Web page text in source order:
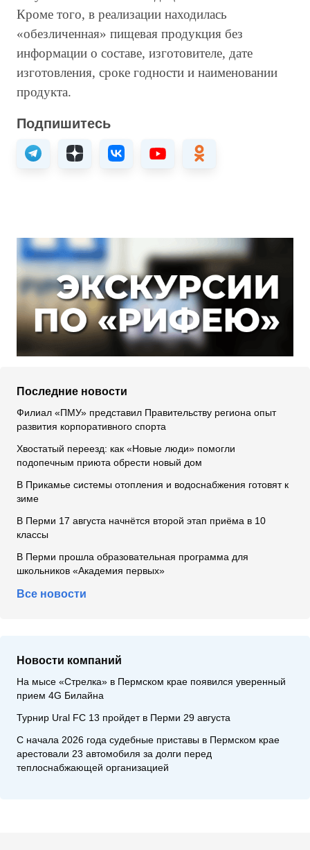
Кроме того, в реализации находилась
«обезличенная» пищевая продукция без
информации о составе, изготовителе, дате
изготовления, сроке годности и наименовании
продукта.
Подпишитесь
Последние новости
Филиал «ПМУ» представил Правительству региона опыт
развития корпоративного спорта
Хвостатый переезд: как «Новые люди» помогли
подопечным приюта обрести новый дом
В Прикамье системы отопления и водоснабжения готовят к
зиме
В Перми 17 августа начнётся второй этап приёма в 10
классы
В Перми прошла образовательная программа для
школьников «Академия первых»
Все новости
Новости компаний
На мысе «Стрелка» в Пермском крае появился уверенный
прием 4G Билайна
Турнир Ural FC 13 пройдет в Перми 29 августа
С начала 2026 года судебные приставы в Пермском крае
арестовали 23 автомобиля за долги перед
теплоснабжающей организацией